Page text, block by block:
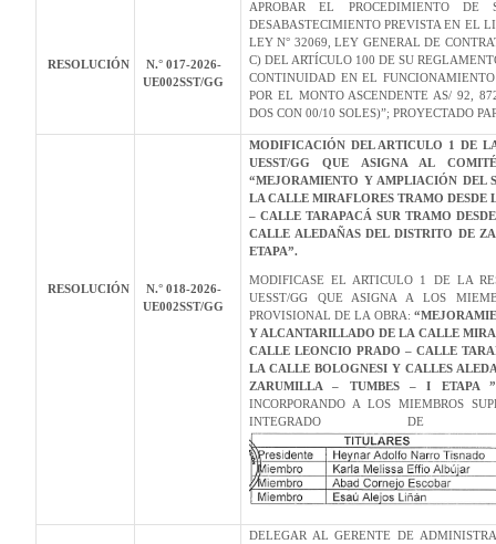
RESOLUCIÓN
N.° 017-2026-
UE002SST/GG
APROBAR EL PROCEDIMIENTO DE
DESABASTECIMIENTO PREVISTA EN EL
LEY N° 32069, LEY GENERAL DE
C) DEL ARTÍCULO 100 DE SU
CONTINUIDAD EN EL
POR EL MONTO ASCENDENTE AS/ 92,
DOS CON 00/10 SOLES)”; PROYECTADO
RESOLUCIÓN
N.° 018-2026-
UE002SST/GG
MODIFICACIÓN DEL ARTICULO 1 DE
UESST/GG QUE ASIGNA AL
“MEJORAMIENTO Y AMPLIACIÓN DEL
LA CALLE MIRAFLORES TRAMO DESDE
– CALLE TARAPACÁ SUR TRAMO
CALLE ALEDAÑAS DEL DISTRITO DE
ETAPA”.
MODIFICASE EL ARTICULO 1 DE LA
UESST/GG QUE ASIGNA A LOS
PROVISIONAL DE LA OBRA:
Y ALCANTARILLADO DE LA CALLE
CALLE LEONCIO PRADO – CALLE
LA CALLE BOLOGNESI Y CALLES
ZARUMILLA – TUMBES – I ETAPA ”
INCORPORANDO A LOS MIEMBROS
INTEGRADO DE
DELEGAR AL GERENTE DE